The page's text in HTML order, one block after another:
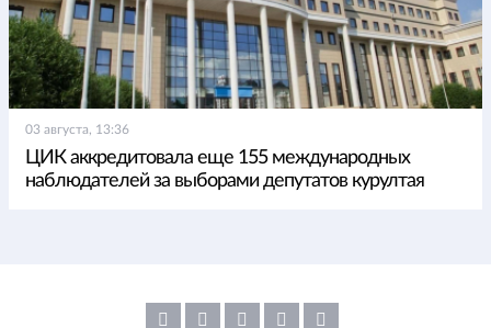
03 августа, 13:36
ЦИК аккредитовала еще 155 международных
наблюдателей за выборами депутатов курултая